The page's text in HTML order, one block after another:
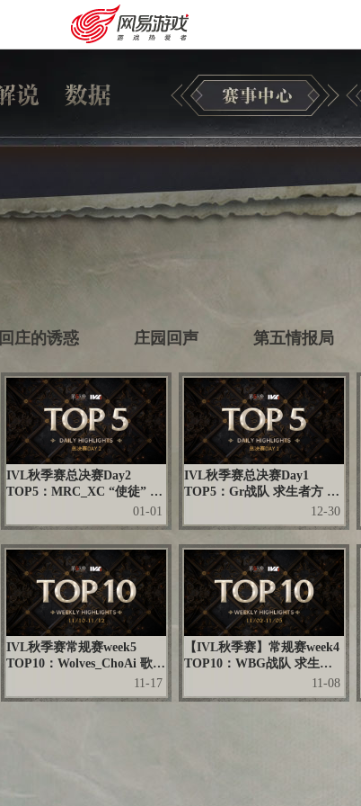
安卓充值 客服中心
回庄的诱惑 庄园回声 第五情报局
IVL秋季赛总决赛Day2
TOP5：MRC_XC “使徒” 猫
步腾挪稳定出击 传送控图压
迫控场
01-01
IVL秋季赛总决赛Day1
TOP5：Gr战队 求生者方 细
节操作玉箫出击 齐心护航奋
勇争胜
12-30
IVL秋季赛常规赛week5
TOP10：Wolves_ChoAi 歌剧
演员 妙算神策果断传送 极致
运营势不可挡
11-17
【IVL秋季赛】常规赛week4
TOP10：WBG战队 求生者
方 萤虫护卫默契配合 灵性牵
制博弈拉满
11-08